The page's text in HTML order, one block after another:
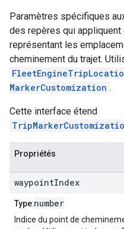
Paramètres spécifiques
des repères qui
représentant les
cheminement du trajet.
MarkerCustomization .
Cette interface étend
Propriétés
waypointIndex
Type:number
Indice du point de